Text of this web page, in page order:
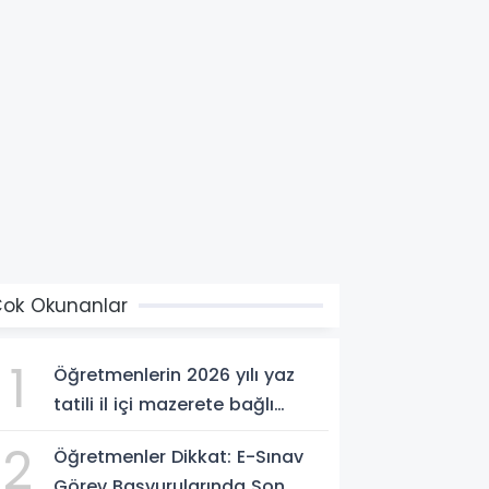
Okunanlar
1
Öğretmenlerin 2026 yılı yaz
tatili il içi mazerete bağlı
2
Öğretmenler Dikkat: E-Sınav